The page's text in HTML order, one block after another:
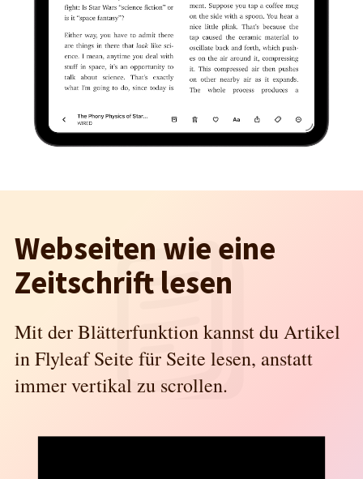
Webseiten wie eine
Zeitschrift lesen
Mit der Blätterfunktion kannst du Artikel
in Flyleaf Seite für Seite lesen, anstatt
immer vertikal zu scrollen.